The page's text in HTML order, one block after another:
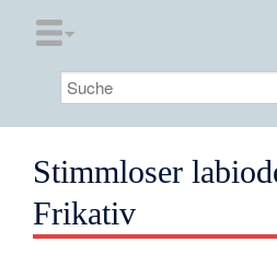
Stimmloser
Frikativ